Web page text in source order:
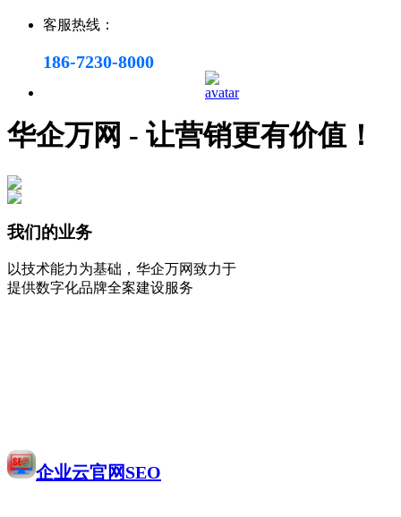
客服热线：
186-7230-8000
华企万网 - 让营销更有价值！
我们的业务
以技术能力为基础，华企万网致力于
提供数字化品牌全案建设服务
企业云官网SEO